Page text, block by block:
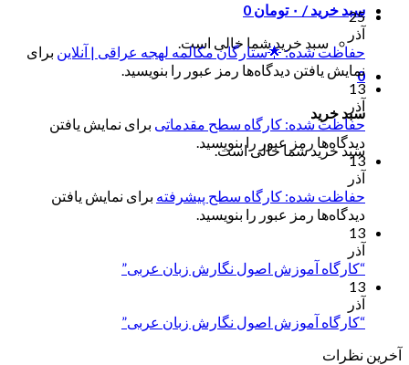
سبد خرید / ۰ تومان 0
سبد خرید شما خالی است.
0
سبد خرید
سبد خرید شما خالی است.
25
آذر
حفاظت شده: 🌟ستارگان مکالمه لهجه عراقی | آنلاین برای
نمایش یافتن دیدگاه‌ها رمز عبور را بنویسید.
13
آذر
حفاظت شده: کارگاه سطح مقدماتی برای نمایش یافتن
دیدگاه‌ها رمز عبور را بنویسید.
13
آذر
حفاظت شده: کارگاه سطح پیشرفته برای نمایش یافتن
دیدگاه‌ها رمز عبور را بنویسید.
13
آذر
“کارگاه آموزش اصول نگارش زبان عربی”
13
آذر
“کارگاه آموزش اصول نگارش زبان عربی”
آخرین نظرات